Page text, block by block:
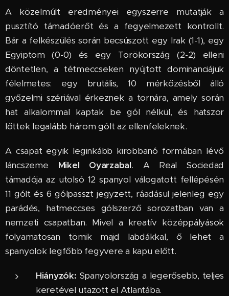
A közelmúlt eredményei egyszerre mutatják a
pusztító támadóerőt és a fegyelmezett kontrollt.
Bár a felkészülés során becsúszott egy Irak (1-1), egy
Egyiptom (0-0) és egy Törökország (2-2) elleni
döntetlen, a tétmeccseken nyújtott dominanciájuk
félelmetes: egy brutális, 10 mérkőzésből álló
győzelmi szériával érkeznek a tornára, amely során
hat alkalommal kaptak be gól nélkül, és hatszor
lőttek legalább három gólt az ellenfeleknek.
A csapat egyik leginkább kirobbanó formában lévő
láncszeme Mikel Oyarzabal. A Real Sociedad
támadója az utolsó 12 spanyol válogatott fellépésén
11 gólt és 6 gólpasszt jegyzett, ráadásul jelenleg egy
parádés, hatmeccses gólszerző sorozatban van a
nemzeti csapatban. Mivel a kreatív középpályások
folyamatosan tömik majd labdákkal, ő lehet a
spanyolok legfőbb fegyvere a kapu előtt.
Hiányzók: Spanyolország a legerősebb, teljes
keretével utazott el Atlantába.